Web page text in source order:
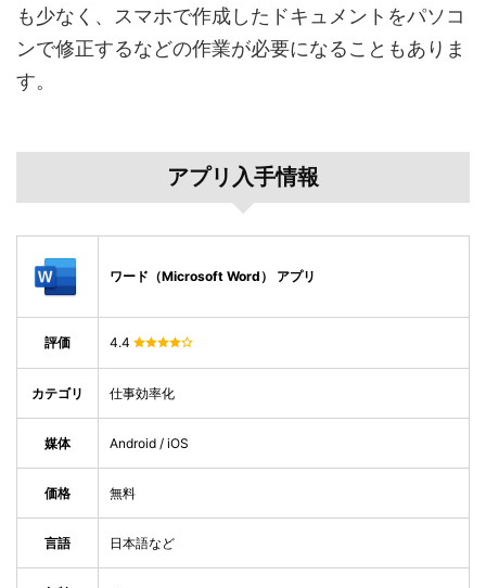
も少なく、スマホで作成したドキュメントをパソコ
ンで修正するなどの作業が必要になることもありま
す。
アプリ入手情報
ワード（Microsoft Word） アプリ
評価 4.4
カテゴリ 仕事効率化
媒体 Android / iOS
価格 無料
言語 日本語など